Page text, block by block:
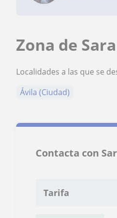
Zona de Sara
Localidades a las que se
Ávila (Ciudad)
Contacta con
Tarifa